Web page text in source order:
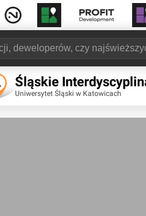
Śląskie
Uniwersytet Śląski w Katowicach